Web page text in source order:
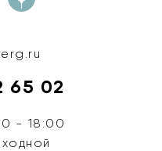
65 02
- 18:00